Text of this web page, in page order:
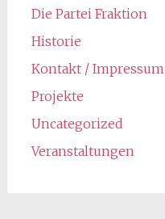
Die Partei Fraktion
Historie
Kontakt / Impressum
Projekte
Uncategorized
Veranstaltungen